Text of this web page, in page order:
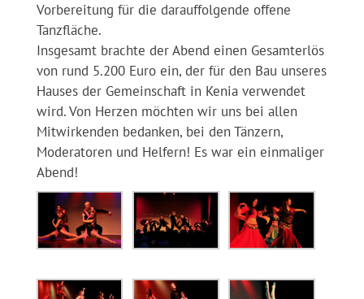
Vorbereitung für die darauffolgende offene
Tanzfläche.
Insgesamt brachte der Abend einen Gesamterlös
von rund 5.200 Euro ein, der für den Bau unseres
Hauses der Gemeinschaft in Kenia verwendet
wird. Von Herzen möchten wir uns bei allen
Mitwirkenden bedanken, bei den Tänzern,
Moderatoren und Helfern! Es war ein einmaliger
Abend!